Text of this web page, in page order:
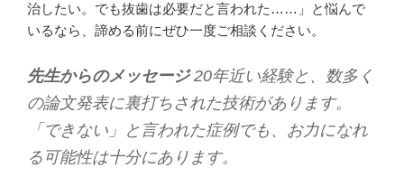
治したい。でも抜歯は必要だと言われた……」と悩んで
いるなら、諦める前にぜひ一度ご相談ください。
先生からのメッセージ20年近い経験と、数多く
の論文発表に裏打ちされた技術があります。
「できない」と言われた症例でも、お力になれ
る可能性は十分にあります。